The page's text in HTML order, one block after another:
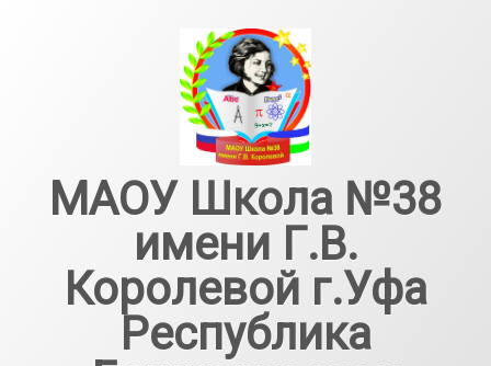
МАОУ Школа №38
имени Г.В.
Королевой г.Уфа
Республика